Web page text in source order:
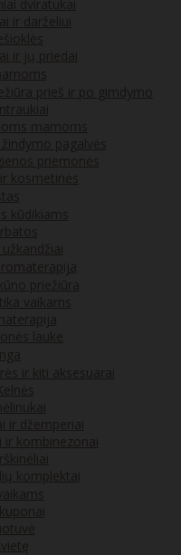
dviratukai
ir darželiui
ir jų priedai
prieš ir po gimdymo
mamoms
pagalvės
priemonės
kosmetinės
kūdikiams
užkandžiai
priežiūra
vaikams
lauke
ir kiti aksesuarai
ir džemperiai
ir kombinezonai
komplektai